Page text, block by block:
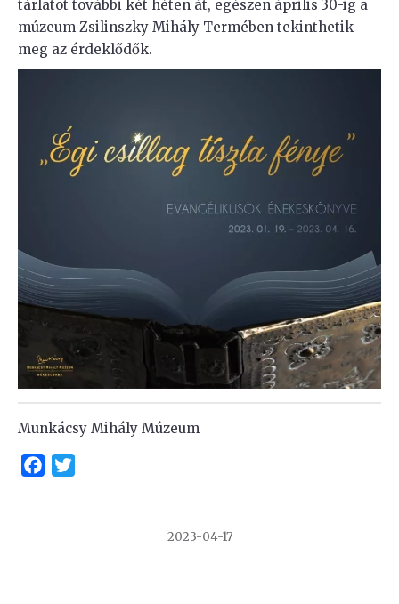
tárlatot további két héten át, egészen április 30-ig a
múzeum Zsilinszky Mihály Termében tekinthetik
meg az érdeklődők.
Munkácsy Mihály Múzeum
Facebook
2023-04-17